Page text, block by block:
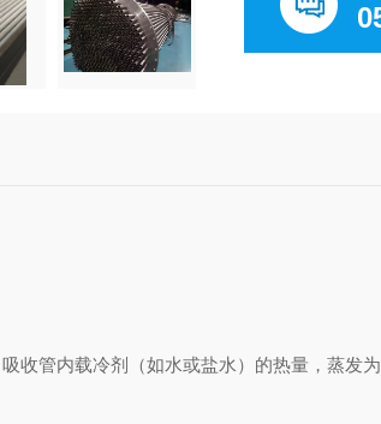
收管内载冷剂（如水或盐水）的热量，蒸发为